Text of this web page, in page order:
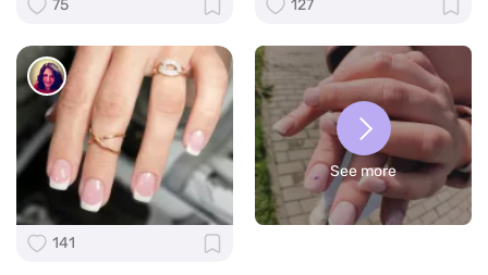
75 127
141
See more